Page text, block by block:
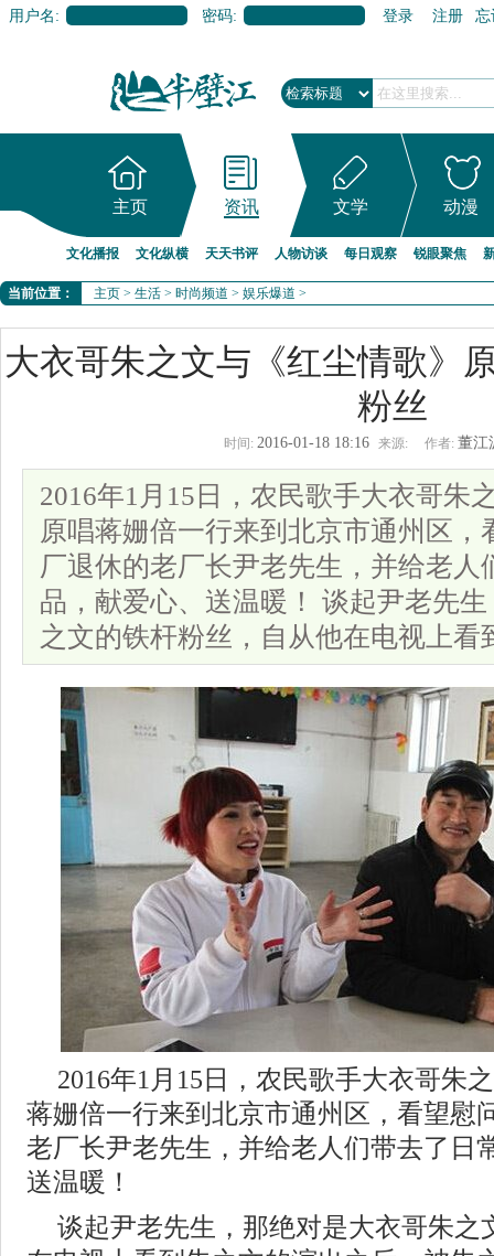
用户名: 密码: 登录 注册 忘
主页 资讯 文学 动漫
文化播报 文化纵横 天天书评 人物访谈 每日观察 锐眼聚焦
当前位置： 主页 > 生活 > 时尚频道 > 娱乐爆道 >
大衣哥朱之文与《红尘情歌》
粉丝
时间: 2016-01-18 18:16 来源: 作者: 董
2016年1月15日，农民歌手大衣哥朱
原唱蒋姗倍一行来到北京市通州区，
厂退休的老厂长尹老先生，并给老人
品，献爱心、送温暖！ 谈起尹老先
之文的铁杆粉丝，自从他在电视上看
2016年1月15日，农民歌手大衣哥朱
蒋姗倍一行来到北京市通州区，看望慰
老厂长尹老先生，并给老人们带去了日
送温暖！
谈起尹老先生，那绝对是大衣哥朱之